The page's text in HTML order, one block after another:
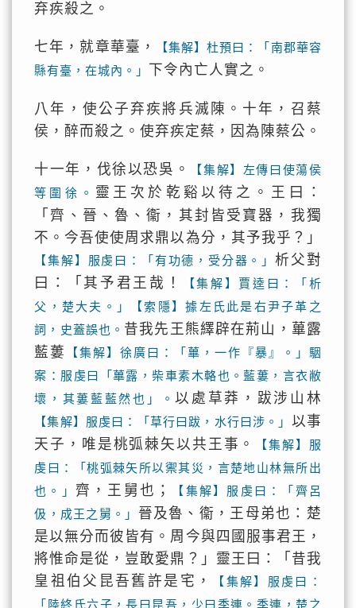
弃疾殺之。
七年，就章華臺，
【集解】杜預曰：「南郡華容
縣有臺，在城內。」
下令內亡人實之。
八年，使公子弃疾將兵滅陳。十年，召蔡
侯，醉而殺之。使弃疾定蔡，因為陳蔡公。
十一年，伐徐以恐吳。
【集解】左傳曰使蕩侯
等圍徐。 靈王次於乾谿以待之。王曰：
「齊、晉、魯、衞，其封皆受寶器，我獨
不。今吾使使周求鼎以為分，其予我乎？」
【集解】服虔曰：「有功德，受分器。」析父對
曰：「其予君王哉！
【集解】賈逵曰：「析
父，楚大夫。」【索隱】據左氏此是右尹子革之
詞，史蓋誤也。 昔我先王熊繹辟在荊山，蓽露
藍蔞
【集解】徐廣曰：「蓽，一作『暴』。」駰
案：服虔曰「蓽露，柴車素木輅也。藍蔞，言衣敝
壞，其蔞藍藍然也」。以處草莽，跋涉山林
【集解】服虔曰：「草行曰跋，水行曰涉。」 以事
天子，唯是桃弧棘矢以共王事。
【集解】服
虔曰：「桃弧棘矢所以禦其災，言楚地山林無所出
也。」 齊，王舅也；
【集解】服虔曰：「齊呂
伋，成王之舅。」 晉及魯、衞，王母弟也：楚
是以無分而彼皆有。周今與四國服事君王，
將惟命是從，豈敢愛鼎？」靈王曰：「昔我
皇祖伯父昆吾舊許是宅，
【集解】服虔曰：
「陸終氏六子，長曰昆吾，少曰季連。季連，楚之